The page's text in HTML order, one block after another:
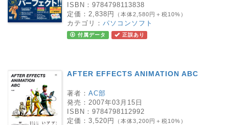
ISBN： 9784798113838
定価： 2,838円 （本体2,580円＋税10%）
カテゴリ： パソコンソフト
付属データ 正誤あり
AFTER EFFECTS ANIMATION ABC
著者： AC部
発売： 2007年03月15日
ISBN： 9784798112992
定価： 3,520円 （本体3,200円＋税10%）